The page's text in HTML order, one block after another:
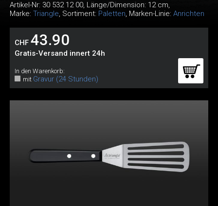
Artikel-Nr: 30 532 12 00, Länge/Dimension: 12 cm,
Marke: Triangle, Sortiment: Paletten, Marken-Linie: Anrichten
CHF 43.90
Gratis-Versand innert 24h
In den Warenkorb:
mit Gravur (24 Stunden)